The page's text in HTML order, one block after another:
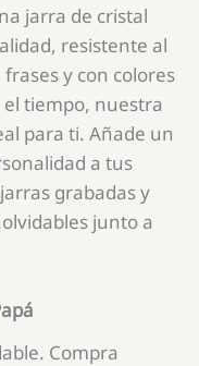
jarra de cristal
resistente al
y con colores
tiempo, nuestra
para ti. Añade un
a tus
grabadas y
junto a
Compra